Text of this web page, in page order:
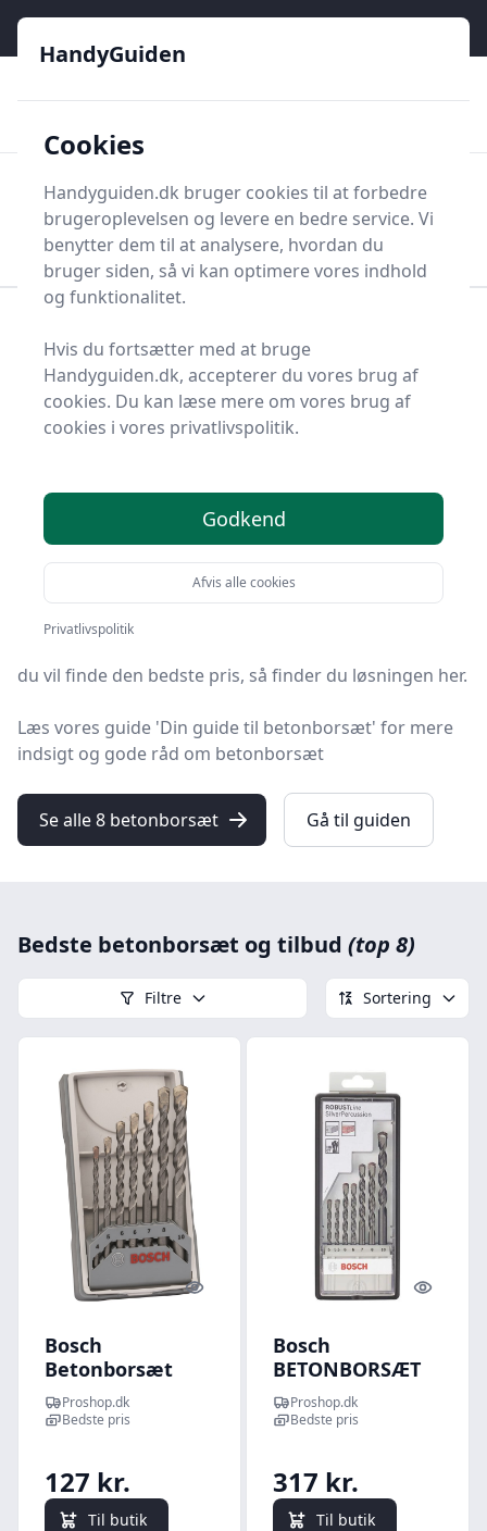
HandyGuiden
Søg nu
Søg nu
Håndværktøj
Boremaskiner og bor
Bedste betonborsæt og
tilbud - top 8
Du er landet på HandyGuiden, det helt rigtige sted at
finde betonborsæt. Vi har udvalgt de 8 bedste
produkter lige nu, så du er sikret et godt køb!
Uanset om du prioriterer høj kvalitet uanset prisen,
du vil finde den bedste pris, så finder du løsningen her.
Læs vores guide 'Din guide til betonborsæt' for mere
indsigt og gode råd om betonborsæt
Se alle 8 betonborsæt Gå til guiden
Bedste betonborsæt og tilbud (top 8)
Filtre Sortering
Quick look
Bosch
Betonborsæt
CYL-3 med 7 dele
Proshop.dk
Bedste pris
127 kr.
Til butik
Quick
Bosch
BETONBORSÆT
SILVER
PERCUSSION RL
Proshop.dk
Bedste pris
317 kr.
Til butik
HandyGuiden
Cookies
Handyguiden.dk bruger cookies til at forbedre
brugeroplevelsen og levere en bedre service. Vi
benytter dem til at analysere, hvordan du
bruger siden, så vi kan optimere vores indhold
og funktionalitet.
Hvis du fortsætter med at bruge
Handyguiden.dk, accepterer du vores brug af
cookies. Du kan læse mere om vores brug af
cookies i vores privatlivspolitik.
Godkend
Afvis alle cookies
Privatlivspolitik